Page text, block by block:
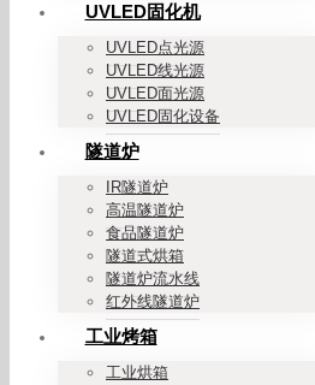
UVLED固化机
UVLED点光源
UVLED线光源
UVLED面光源
UVLED固化设备
隧道炉
IR隧道炉
高温隧道炉
食品隧道炉
隧道式烘箱
隧道炉流水线
红外线隧道炉
工业烤箱
工业烘箱